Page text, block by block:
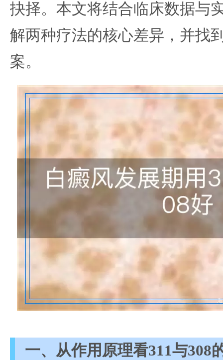
抉择。本文将结合临床数据与
解两种疗法的核心差异，并找
案。
一、从作用原理看311与308